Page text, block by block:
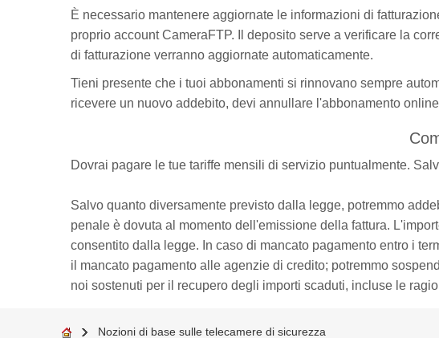
È necessario mantenere aggiornate le informazioni di
proprio account CameraFTP. Il deposito serve a verificare la
di fatturazione verranno aggiornate automaticamente.
Tieni presente che i tuoi abbonamenti si rinnovano sempre
ricevere un nuovo addebito, devi annullare l'abbonamento
Dovrai pagare le tue tariffe mensili di servizio puntualmente.
Salvo quanto diversamente previsto dalla legge, potremmo
penale è dovuta al momento dell'emissione della fattura.
consentito dalla legge. In caso di mancato pagamento entro i
il mancato pagamento alle agenzie di credito; potremmo
noi sostenuti per il recupero degli importi scaduti, incluse le
Nozioni di base sulle telecamere di sicurezza